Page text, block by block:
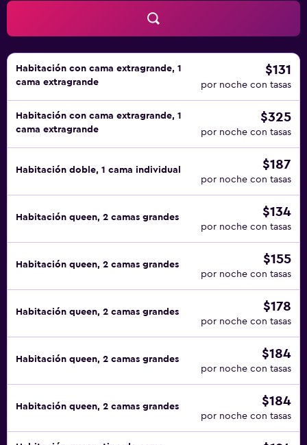
Habitación con cama extragrande, 1
cama extragrande
$131
por noche con tasas
Habitación con cama extragrande, 1
cama extragrande
$325
por noche con tasas
Habitación doble, 1 cama individual $187
por noche con tasas
Habitación queen, 2 camas grandes $134
por noche con tasas
Habitación queen, 2 camas grandes $155
por noche con tasas
Habitación queen, 2 camas grandes $178
por noche con tasas
Habitación queen, 2 camas grandes $184
por noche con tasas
Habitación queen, 2 camas grandes $184
por noche con tasas